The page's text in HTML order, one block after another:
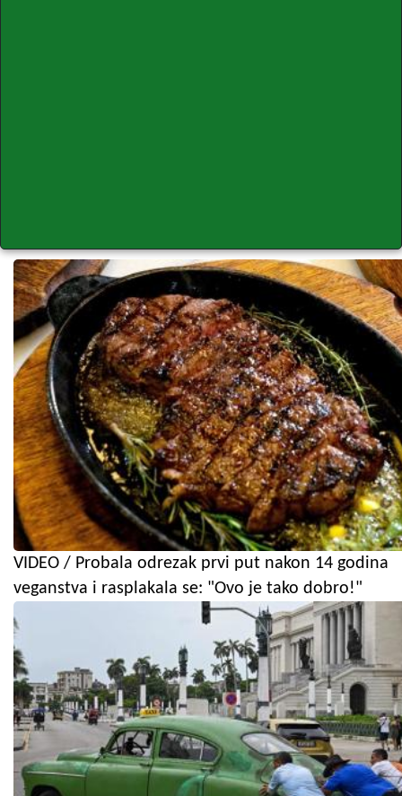
VIDEO / Probala odrezak prvi put nakon 14 godina
veganstva i rasplakala se: "Ovo je tako dobro!"